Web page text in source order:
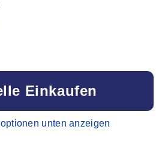
Einkaufen
unten anzeigen